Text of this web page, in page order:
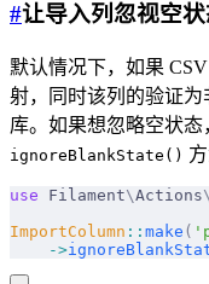
#让导入列忽视空
默认情况下，如果
射，同时该列的验证
库。如果想忽略空状
ignoreBlankState() 方
use Filament\Actions\
ImportColumn :: make (
    ->